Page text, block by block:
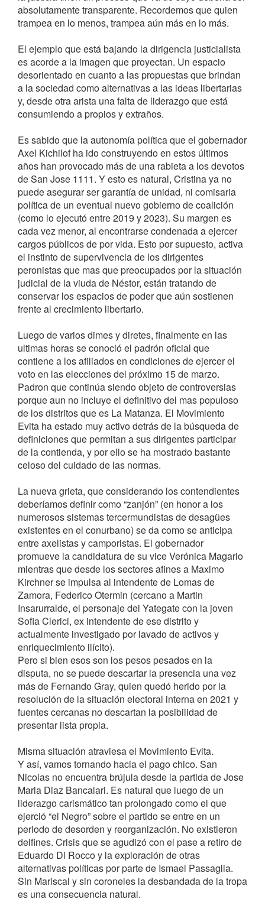
absolutamente transparente. Recordemos que quien
trampea en lo menos, trampea aún más en lo más.
El ejemplo que está bajando la dirigencia justicialista
es acorde a la imagen que proyectan. Un espacio
desorientado en cuanto a las propuestas que brindan
a la sociedad como alternativas a las ideas libertarias
y, desde otra arista una falta de liderazgo que está
consumiendo a propios y extraños.
Es sabido que la autonomía política que el gobernador
Axel Kichilof ha ido construyendo en estos últimos
años han provocado más de una rabieta a los devotos
de San Jose 1111. Y esto es natural, Cristina ya no
puede asegurar ser garantía de unidad, ni comisaria
política de un eventual nuevo gobierno de coalición
(como lo ejecutó entre 2019 y 2023). Su margen es
cada vez menor, al encontrarse condenada a ejercer
cargos públicos de por vida. Esto por supuesto, activa
el instinto de supervivencia de los dirigentes
peronistas que mas que preocupados por la situación
judicial de la viuda de Néstor, están tratando de
conservar los espacios de poder que aún sostienen
frente al crecimiento libertario.
Luego de varios dimes y diretes, finalmente en las
ultimas horas se conoció el padrón oficial que
contiene a los afiliados en condiciones de ejercer el
voto en las elecciones del próximo 15 de marzo.
Padron que continúa siendo objeto de controversias
porque aun no incluye el definitivo del mas populoso
de los distritos que es La Matanza. El Movimiento
Evita ha estado muy activo detrás de la búsqueda de
definiciones que permitan a sus dirigentes participar
de la contienda, y por ello se ha mostrado bastante
celoso del cuidado de las normas.
La nueva grieta, que considerando los contendientes
deberíamos definir como “zanjón” (en honor a los
numerosos sistemas tercermundistas de desagües
existentes en el conurbano) se da como se anticipa
entre axelistas y camporistas. El gobernador
promueve la candidatura de su vice Verónica Magario
mientras que desde los sectores afines a Maximo
Kirchner se impulsa al intendente de Lomas de
Zamora, Federico Otermin (cercano a Martin
Insarurralde, el personaje del Yategate con la joven
Sofia Clerici, ex intendente de ese distrito y
actualmente investigado por lavado de activos y
enriquecimiento ilícito).
Pero si bien esos son los pesos pesados en la
disputa, no se puede descartar la presencia una vez
más de Fernando Gray, quien quedó herido por la
resolución de la situación electoral interna en 2021 y
fuentes cercanas no descartan la posibilidad de
presentar lista propia.
Misma situación atraviesa el Movimiento Evita.
Y así, vamos tornando hacia el pago chico. San
Nicolas no encuentra brújula desde la partida de Jose
Maria Diaz Bancalari. Es natural que luego de un
liderazgo carismático tan prolongado como el que
ejerció “el Negro” sobre el partido se entre en un
periodo de desorden y reorganización. No existieron
delfines. Crisis que se agudizó con el pase a retiro de
Eduardo Di Rocco y la exploración de otras
alternativas políticas por parte de Ismael Passaglia.
Sin Mariscal y sin coroneles la desbandada de la tropa
es una consecuencia natural.